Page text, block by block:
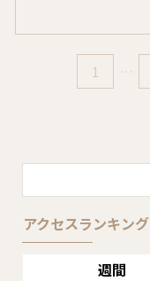
1 …
アクセスランキング
週間